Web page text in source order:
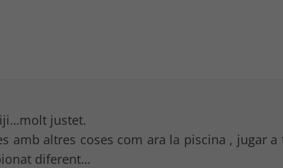
justet.
amb altres coses com ara la piscina , jugar
diferent…